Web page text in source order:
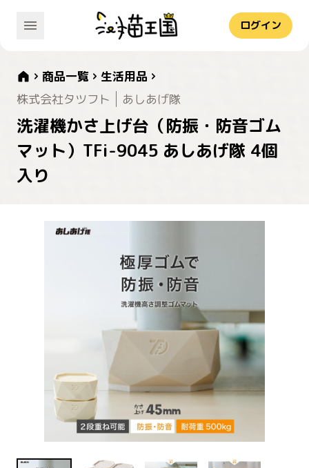
ログイン
商品一覧
生活用品
株式会社タツフト
あしあげ隊
洗濯機かさ上げ台（防振・防音ゴム
マット）TFi-9045 あしあげ隊 4個
入り